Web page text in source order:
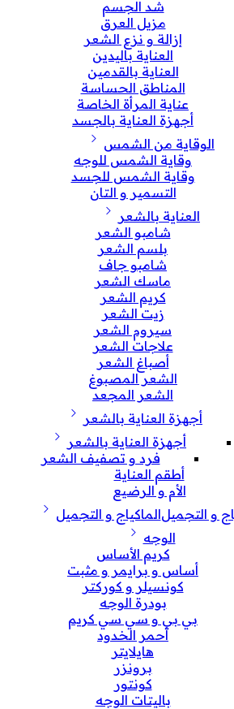
شد الجسم
مزيل العرق
إزالة و نزع الشعر
العناية باليدين
العناية بالقدمين
المناطق الحساسة
عناية المرأة الخاصة
أجهزة العناية بالجسد
الوقاية من الشمس
وقاية الشمس للوجه
وقاية الشمس للجسد
التسمير و التان
العناية بالشعر
شامبو الشعر
بلسم الشعر
شامبو جاف
ماسك الشعر
كريم الشعر
زيت الشعر
سيروم الشعر
علاجات الشعر
أصباغ الشعر
الشعر المصبوغ
الشعر المجعد
أجهزة العناية بالشعر
أجهزة العناية بالشعر
فرد و تصفيف الشعر
أطقم العناية
الأم و الرضيع
الماكياج و التجميل
الوجه
كريم الأساس
أساس و برايمر و مثبت
كونسيلر و كوركتر
بودرة الوجه
بي بي و سي سي كريم
أحمر الخدود
هايلايتر
برونزر
كونتور
باليتات الوجه